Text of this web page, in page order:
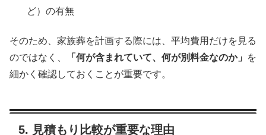
ど）の有無
そのため、家族葬を計画する際には、平均費用だけを見る
のではなく、
「何が含まれていて、何が別料金なのか」
を
細かく確認しておくことが重要です。
5. 見積もり比較が重要な理由